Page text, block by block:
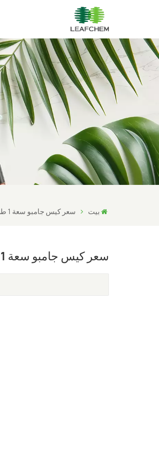
بيت سعر كيس جامبو سعة 1 طن من رباعي صوديوم EDTA، وزن 25 كجم
سعر كيس جامبو سعة 1 طن من رباعي صوديوم EDTA، وزن 25 كجم